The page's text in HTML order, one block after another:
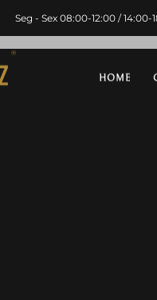
Seg - Sex 08:00-12:00 / 14:00-
HOME